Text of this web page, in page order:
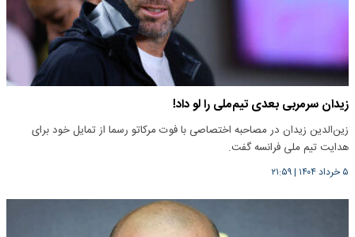
زیدان سرمربی بعدی تیم‌ملی را لو داد!
زین‌الدین زیدان در مصاحبه اختصاصی با فوت مرکاتو رسما از تمایل ‌خود برای
هدایت تیم ملی فرانسه گفت.
۵ خرداد ۱۴۰۴ |۲۱:۵۹